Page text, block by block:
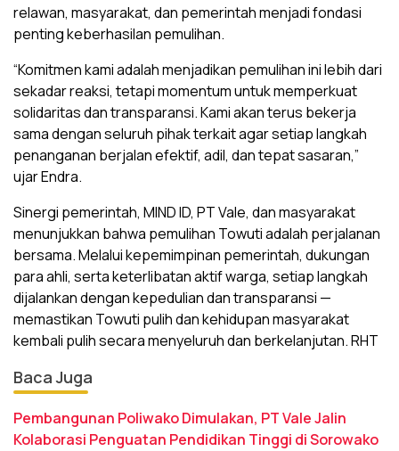
relawan, masyarakat, dan pemerintah menjadi fondasi
penting keberhasilan pemulihan.
“Komitmen kami adalah menjadikan pemulihan ini lebih dari
sekadar reaksi, tetapi momentum untuk memperkuat
solidaritas dan transparansi. Kami akan terus bekerja
sama dengan seluruh pihak terkait agar setiap langkah
penanganan berjalan efektif, adil, dan tepat sasaran,”
ujar Endra.
Sinergi pemerintah, MIND ID, PT Vale, dan masyarakat
menunjukkan bahwa pemulihan Towuti adalah perjalanan
bersama. Melalui kepemimpinan pemerintah, dukungan
para ahli, serta keterlibatan aktif warga, setiap langkah
dijalankan dengan kepedulian dan transparansi —
memastikan Towuti pulih dan kehidupan masyarakat
kembali pulih secara menyeluruh dan berkelanjutan. RHT
Baca Juga
Pembangunan Poliwako Dimulakan, PT Vale Jalin
Kolaborasi Penguatan Pendidikan Tinggi di Sorowako